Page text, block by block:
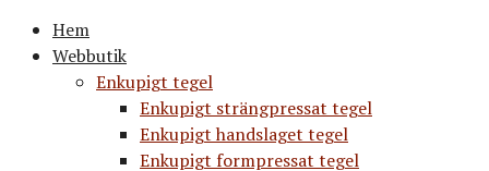
Hem
Webbutik
Enkupigt tegel
Enkupigt strängpressat tegel
Enkupigt handslaget tegel
Enkupigt formpressat tegel